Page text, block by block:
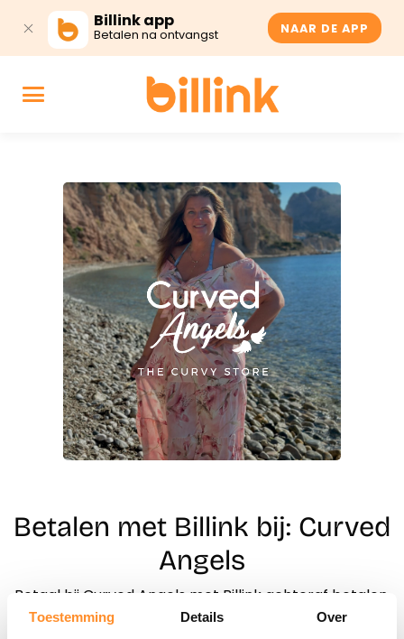
Toestemming Details Over
Billink app
Betalen na ontvangst NAAR DE APP
Betalen met Billink bij: Curved
Angels
Betaal bij Curved Angels met Billink achteraf betalen.